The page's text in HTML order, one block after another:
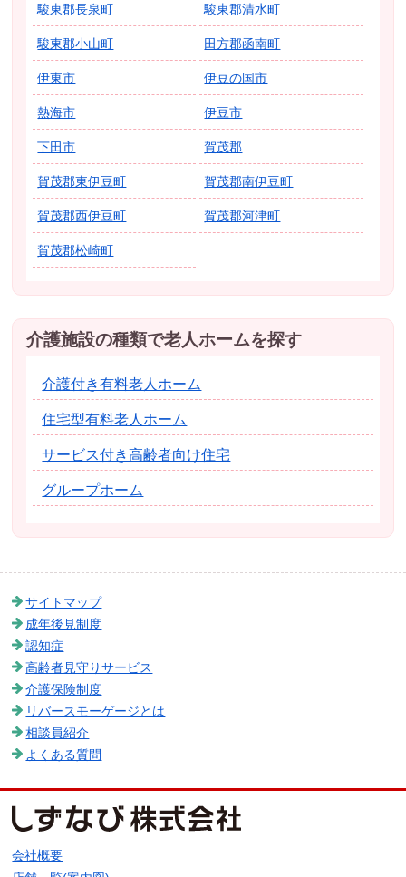
駿東郡長泉町 駿東郡清水町
駿東郡小山町 田方郡函南町
伊東市 伊豆の国市
熱海市 伊豆市
下田市 賀茂郡
賀茂郡東伊豆町 賀茂郡南伊豆町
賀茂郡西伊豆町 賀茂郡河津町
賀茂郡松崎町
介護施設の種類で老人ホームを探す
介護付き有料老人ホーム
住宅型有料老人ホーム
サービス付き高齢者向け住宅
グループホーム
サイトマップ
成年後見制度
認知症
高齢者見守りサービス
介護保険制度
リバースモーゲージとは
相談員紹介
よくある質問
会社概要